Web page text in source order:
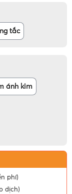
tắc
ánh kim
phí)
dịch)